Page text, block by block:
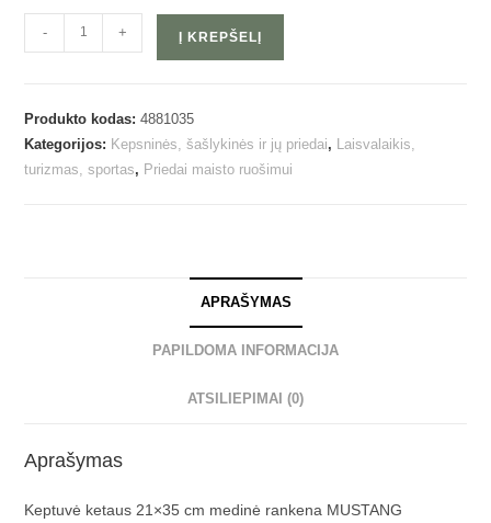
- + Į KREPŠELĮ
Produkto kodas:4881035
Kategorijos: Kepsninės, šašlykinės ir jų priedai,
Laisvalaikis,
turizmas, sportas, Priedai maisto ruošimui
APRAŠYMAS
PAPILDOMA INFORMACIJA
ATSILIEPIMAI (0)
Aprašymas
Keptuvė ketaus 21×35 cm medinė rankena MUSTANG